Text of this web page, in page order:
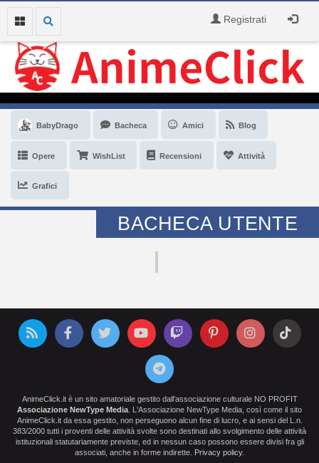
Registrati
BabyDrago Bacheca Amici Blog
Opere WishList Recensioni Attività
Grafici
BACHECA UTENTE
AnimeClick.it è un sito amatoriale gestito dall'associazione culturale NO PROFIT
Associazione NewType Media . L'Associazione NewType Media, così come il sito
AnimeClick.it da essa gestito, non perseguono alcun fine di lucro, e ai sensi del L.n.
383/2000 tutti i proventi delle attività svolte sono destinati allo svolgimento delle attività
istituzionali statutariamente previste, ed in nessun caso possono essere divisi fra gli
associati, anche in forme indirette. Privacy policy.